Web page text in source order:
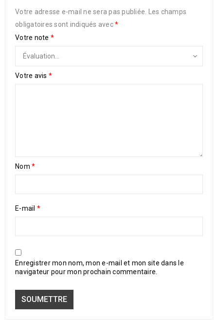
Votre adresse e-mail ne sera pas publiée.
Les champs
obligatoires sont indiqués avec*
Votre note *
Votre avis *
Nom *
E-mail *
Enregistrer mon nom, mon e-mail et mon site dans le
navigateur pour mon prochain commentaire.